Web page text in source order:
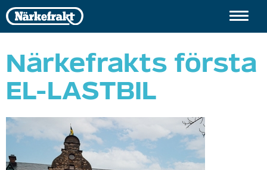
Hoppa
till
Närkefrakts första
EL-LASTBIL